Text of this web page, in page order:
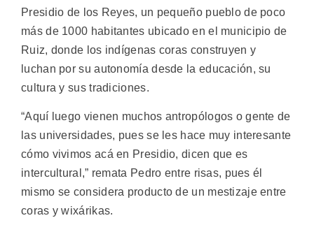
Presidio de los Reyes, un pequeño pueblo de poco
más de 1000 habitantes ubicado en el municipio de
Ruiz, donde los indígenas coras construyen y
luchan por su autonomía desde la educación, su
cultura y sus tradiciones.
“Aquí luego vienen muchos antropólogos o gente de
las universidades, pues se les hace muy interesante
cómo vivimos acá en Presidio, dicen que es
intercultural,” remata Pedro entre risas, pues él
mismo se considera producto de un mestizaje entre
coras y wixárikas.